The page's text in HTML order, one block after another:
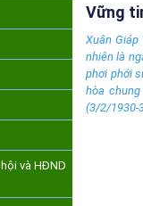
và HĐND
Vững
Xuân
nhiên là
phơi phới
hòa
(3/2/1930-